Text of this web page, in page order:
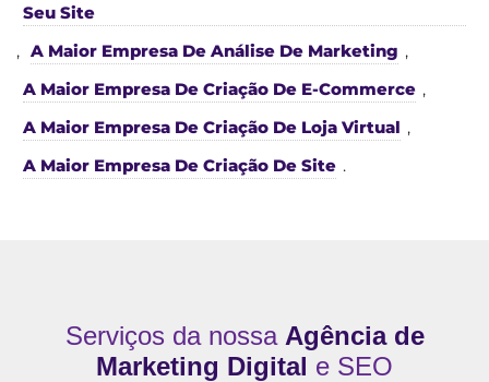
Seu Site
, A Maior Empresa De Análise De Marketing ,
A Maior Empresa De Criação De E-Commerce ,
A Maior Empresa De Criação De Loja Virtual ,
A Maior Empresa De Criação De Site .
Serviços da nossa Agência de
Marketing Digital e SEO